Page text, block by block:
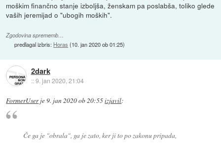
moškim finančno stanje izboljša, ženskam pa poslabša, toliko glede
vaših jeremijad o "ubogih moških".
Zgodovina sprememb…
predlagal izbris: Horas (10. jan 2020 ob 01:25)
2dark
::9. jan 2020, 21:04
FormerUserje9. jan 2020 ob 20:55izjavil:
Če ga je "obrala", ga je zato, ker ji to po zakonu pripada,